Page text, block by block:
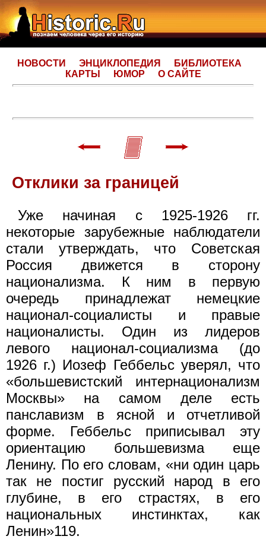
НОВОСТИ ЭНЦИКЛОПЕДИЯ
БИБЛИОТЕКА
КАРТЫ
ЮМОР О САЙТЕ
Отклики за границей
Уже начиная с 1925-1926 гг.
некоторые зарубежные наблюдатели
стали утверждать, что Советская
Россия движется в сторону
национализма. К ним в первую
очередь принадлежат немецкие
национал-социалисты и правые
националисты. Один из лидеров
левого национал-социализма (до
1926 г.) Иозеф Геббельс уверял, что
«большевистский интернационализм
Москвы» на самом деле есть
панславизм в ясной и отчетливой
форме. Геббельс приписывал эту
ориентацию большевизма еще
Ленину. По его словам, «ни один царь
так не постиг русский народ в его
глубине, в его страстях, в его
национальных инстинктах, как
Ленин»119.